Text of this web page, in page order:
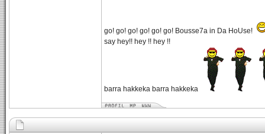
go! go! go! go! go! go! Bousse7a in Da HoUse!
say hey!! hey !! hey !!
barra hakkeka barra hakkeka